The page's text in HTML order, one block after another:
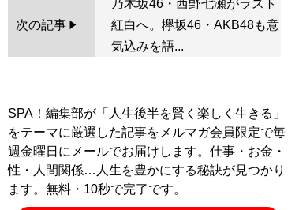
次の記事
乃木坂46・西野七瀬がラスト
紅白へ。欅坂46・AKB48も意
気込みを語...
SPA！編集部が「人生後半を賢く楽しく生きる」
をテーマに厳選した記事をメルマガ会員限定で毎
週金曜日にメールでお届けします。仕事・お金・
性・人間関係…人生を豊かにする秘訣が見つかり
ます。無料・10秒で完了です。